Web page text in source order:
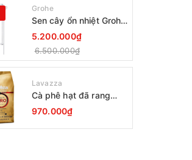
Grohe
Sen cây ổn nhiệt Grohe
Grohtherm 800
34566001
5.200.000₫
6.500.000₫
Lavazza
Cà phê hạt đã rang
Lavazza Oro Qualita
1000g
970.000₫